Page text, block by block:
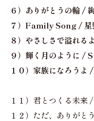
６）ありがとうの輪 /
７）Family Song / 星
８）やさしさで溢れる
９）輝く月のように /
１０）家族になろうよ
１１）君とつくる未来
１２）ただ、ありが